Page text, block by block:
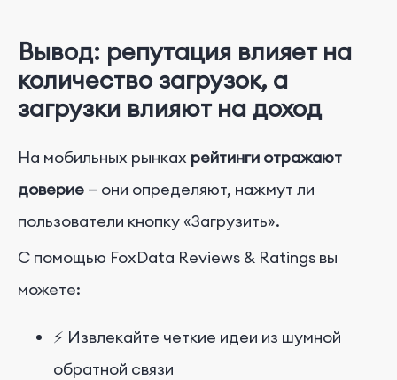
Вывод: репутация влияет на
количество загрузок, а
загрузки влияют на доход
На мобильных рынках рейтинги отражают
доверие — они определяют, нажмут ли
пользователи кнопку «Загрузить».
С помощью FoxData Reviews & Ratings вы
можете:
⚡ Извлекайте четкие идеи из шумной
обратной связи